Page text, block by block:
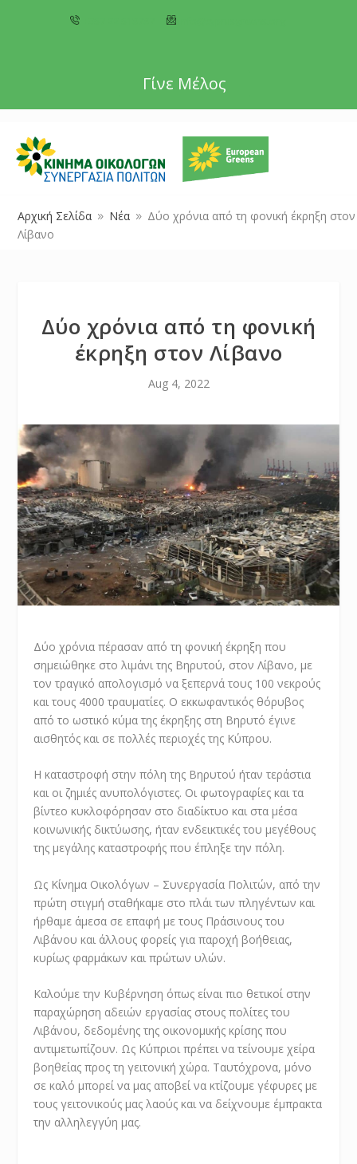
Γίνε Μέλος
Αρχική Σελίδα 9 Νέα 9 Δύο χρόνια από τη φονική έκρηξη στον
Λίβανο
Δύο χρόνια από τη φονική
έκρηξη στον Λίβανο
Aug 4, 2022
Δύο χρόνια πέρασαν από τη φονική έκρηξη που
σημειώθηκε στο λιμάνι της Βηρυτού, στον Λίβανο, με
τον τραγικό απολογισμό να ξεπερνά τους 100 νεκρούς
και τους 4000 τραυματίες. Ο εκκωφαντικός θόρυβος
από το ωστικό κύμα της έκρηξης στη Βηρυτό έγινε
αισθητός και σε πολλές περιοχές της Κύπρου.
Η καταστροφή στην πόλη της Βηρυτού ήταν τεράστια
και οι ζημιές ανυπολόγιστες. Οι φωτογραφίες και τα
βίντεο κυκλοφόρησαν στο διαδίκτυο και στα μέσα
κοινωνικής δικτύωσης, ήταν ενδεικτικές του μεγέθους
της μεγάλης καταστροφής που έπληξε την πόλη.
Ως Κίνημα Οικολόγων – Συνεργασία Πολιτών, από την
πρώτη στιγμή σταθήκαμε στο πλάι των πληγέντων και
ήρθαμε άμεσα σε επαφή με τους Πράσινους του
Λιβάνου και άλλους φορείς για παροχή βοήθειας,
κυρίως φαρμάκων και πρώτων υλών.
Καλούμε την Κυβέρνηση όπως είναι πιο θετικοί στην
παραχώρηση αδειών εργασίας στους πολίτες του
Λιβάνου, δεδομένης της οικονομικής κρίσης που
αντιμετωπίζουν. Ως Κύπριοι πρέπει να τείνουμε χείρα
βοηθείας προς τη γειτονική χώρα. Ταυτόχρονα, μόνο
σε καλό μπορεί να μας αποβεί να κτίζουμε γέφυρες με
τους γειτονικούς μας λαούς και να δείχνουμε έμπρακτα
την αλληλεγγύη μας.